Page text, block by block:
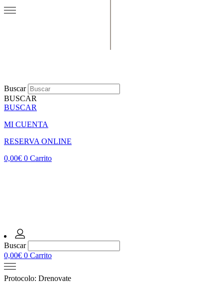
Buscar
BUSCAR
BUSCAR
MI CUENTA
RESERVA ONLINE
0,00€ 0 Carrito
Buscar
0,00€ 0 Carrito
Protocolo: Drenovate